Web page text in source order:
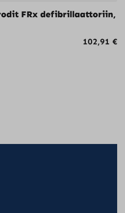
FRx defibrillaattoriin,
102,91 €